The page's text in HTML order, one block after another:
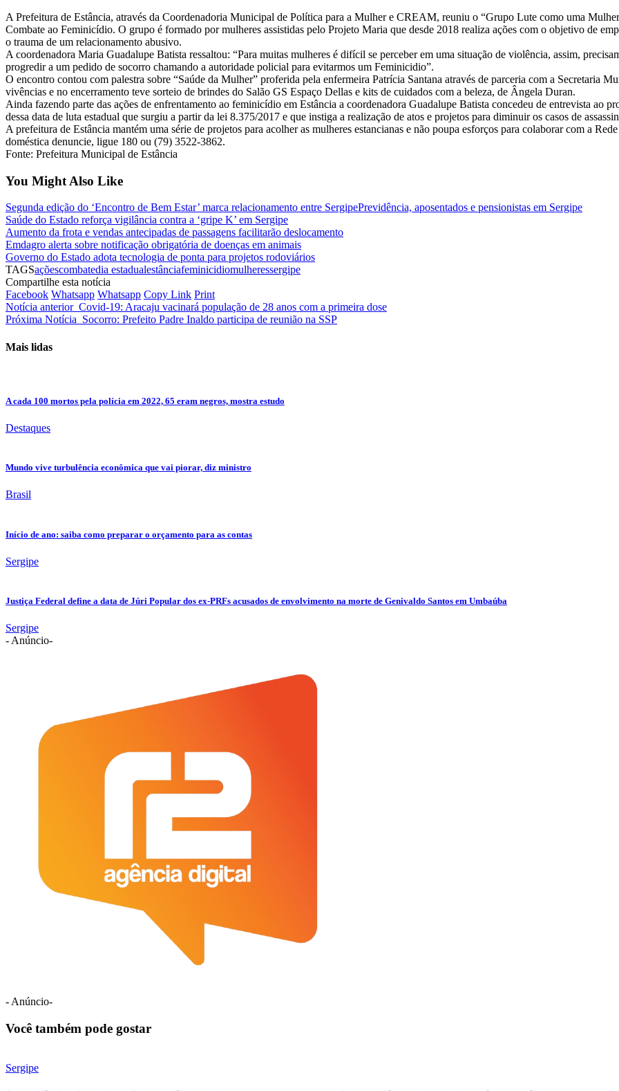
A Prefeitura de Estância, através da Coordenadoria Municipal de Política para a Mulher e CREAM, reuniu o “Grupo Lute como uma
Combate ao Feminicídio. O grupo é formado por mulheres assistidas pelo Projeto Maria que desde 2018 realiza ações com o objetivo de
o trauma de um relacionamento abusivo.
A coordenadora Maria Guadalupe Batista ressaltou: “Para muitas mulheres é difícil se perceber em uma situação de violência, assim,
progredir a um pedido de socorro chamando a autoridade policial para evitarmos um Feminicidio”.
O encontro contou com palestra sobre “Saúde da Mulher” proferida pela enfermeira Patrícia Santana através de parceria com a Secretaria
vivências e no encerramento teve sorteio de brindes do Salão GS Espaço Dellas e kits de cuidados com a beleza, de Ângela Duran.
Ainda fazendo parte das ações de enfrentamento ao feminicídio em Estância a coordenadora Guadalupe Batista concedeu de entrevista ao
dessa data de luta estadual que surgiu a partir da lei 8.375/2017 e que instiga a realização de atos e projetos para diminuir os casos de
A prefeitura de Estância mantém uma série de projetos para acolher as mulheres estancianas e não poupa esforços para colaborar com a
doméstica denuncie, ligue 180 ou (79) 3522-3862.
Fonte: Prefeitura Municipal de Estância
You Might Also Like
Segunda edição do ‘Encontro de Bem Estar’ marca relacionamento entre SergipePrevidência, aposentados e pensionistas em Sergipe
Saúde do Estado reforça vigilância contra a ‘gripe K’ em Sergipe
Aumento da frota e vendas antecipadas de passagens facilitarão deslocamento
Emdagro alerta sobre notificação obrigatória de doenças em animais
Governo do Estado adota tecnologia de ponta para projetos rodoviários
TAGSaçõescombatedia estadualestânciafeminicidiomulheressergipe
Compartilhe esta notícia
Facebook Whatsapp Whatsapp Copy Link Print
Notícia anterior Covid-19: Aracaju vacinará população de 28 anos com a primeira dose
Próxima Notícia Socorro: Prefeito Padre Inaldo participa de reunião na SSP
Mais lidas
A cada 100 mortos pela polícia em 2022, 65 eram negros, mostra estudo
Destaques
Mundo vive turbulência econômica que vai piorar, diz ministro
Brasil
Início de ano: saiba como preparar o orçamento para as contas
Sergipe
Justiça Federal define a data de Júri Popular dos ex-PRFs acusados de envolvimento na morte de Genivaldo Santos em Umbaúba
Sergipe
- Anúncio-
- Anúncio-
Você também pode gostar
Sergipe